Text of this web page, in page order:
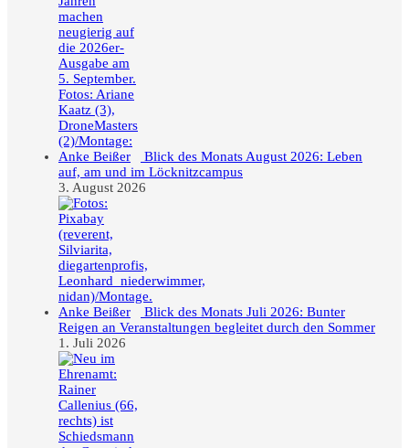
Blick des Monats August 2026: Leben
auf, am und im Löcknitzcampus
3. August 2026
Blick des Monats Juli 2026: Bunter
Reigen an Veranstaltungen begleitet durch den Sommer
1. Juli 2026